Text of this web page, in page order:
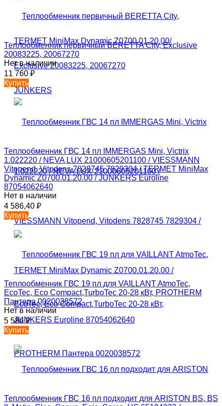
Теплообменник первичный BERETTA City, Exclusive
20083225, 20067270
Нет в наличии
11 760 ₽
Купить
Теплообменник ГВС 14 пл IMMERGAS Mini, Victrix
1.022220 / NEVA LUX 21000605201100 / VIESSMANN
Vitopend, Vitodens 7828745 7829304 / TERMET MiniMax
Dynamic Z0700.01.20.00 / JUNKERS Euroline
87054062640
Нет в наличии
4 586,40 ₽
Купить
Теплообменник ГВС 19 пл для VAILLANT AtmoTec,
EcoTec, Eco Compact,TurboTec 20-28 кВт, PROTHERM
Пантера 0020038572
Нет в наличии
5 586₽
Купить
Теплообменник ГВС 16 пл подходит для ARISTON BS, BS